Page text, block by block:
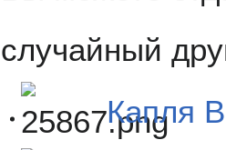
случайный
Капля